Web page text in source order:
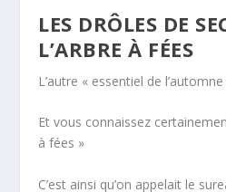
LES DRÔLES DE
L’ARBRE À FÉES
L’autre « essentiel de
Et vous connaissez
à fées »
C’est ainsi qu’on appelait le